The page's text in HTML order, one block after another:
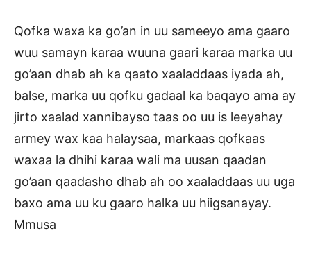
Qofka waxa ka go’an in uu sameeyo ama gaaro
wuu samayn karaa wuuna gaari karaa marka uu
go’aan dhab ah ka qaato xaaladdaas iyada ah,
balse, marka uu qofku gadaal ka baqayo ama ay
jirto xaalad xannibayso taas oo uu is leeyahay
armey wax kaa halaysaa, markaas qofkaas
waxaa la dhihi karaa wali ma uusan qaadan
go’aan qaadasho dhab ah oo xaaladdaas uu uga
baxo ama uu ku gaaro halka uu hiigsanayay.
Mmusa